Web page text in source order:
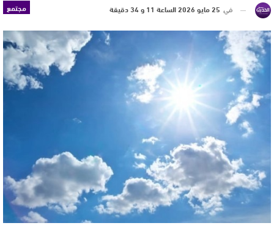
مجتمع في 25 مايو 2026 الساعة 11 و 34 دقيقة